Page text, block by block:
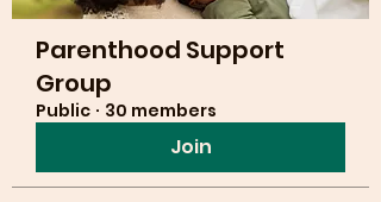
Parenthood Support
Group
Public · 30 members
Join